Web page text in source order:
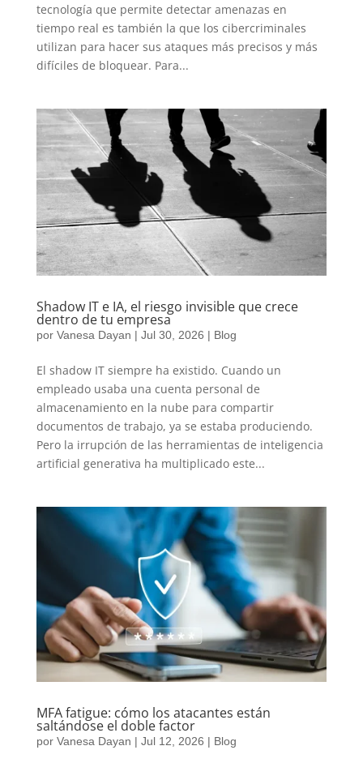
tecnología que permite detectar amenazas en
tiempo real es también la que los cibercriminales
utilizan para hacer sus ataques más precisos y más
difíciles de bloquear. Para...
Shadow IT e IA, el riesgo invisible que crece
dentro de tu empresa
por Vanesa Dayan | Jul 30, 2026 | Blog
El shadow IT siempre ha existido. Cuando un
empleado usaba una cuenta personal de
almacenamiento en la nube para compartir
documentos de trabajo, ya se estaba produciendo.
Pero la irrupción de las herramientas de inteligencia
artificial generativa ha multiplicado este...
MFA fatigue: cómo los atacantes están
saltándose el doble factor
por Vanesa Dayan | Jul 12, 2026 | Blog